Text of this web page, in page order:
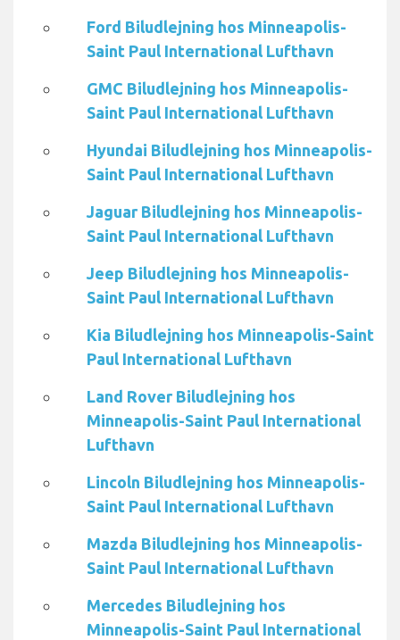
Ford Biludlejning hos Minneapolis-
Saint Paul International Lufthavn
GMC Biludlejning hos Minneapolis-
Saint Paul International Lufthavn
Hyundai Biludlejning hos Minneapolis-
Saint Paul International Lufthavn
Jaguar Biludlejning hos Minneapolis-
Saint Paul International Lufthavn
Jeep Biludlejning hos Minneapolis-
Saint Paul International Lufthavn
Kia Biludlejning hos Minneapolis-Saint
Paul International Lufthavn
Land Rover Biludlejning hos
Minneapolis-Saint Paul International
Lufthavn
Lincoln Biludlejning hos Minneapolis-
Saint Paul International Lufthavn
Mazda Biludlejning hos Minneapolis-
Saint Paul International Lufthavn
Mercedes Biludlejning hos
Minneapolis-Saint Paul International